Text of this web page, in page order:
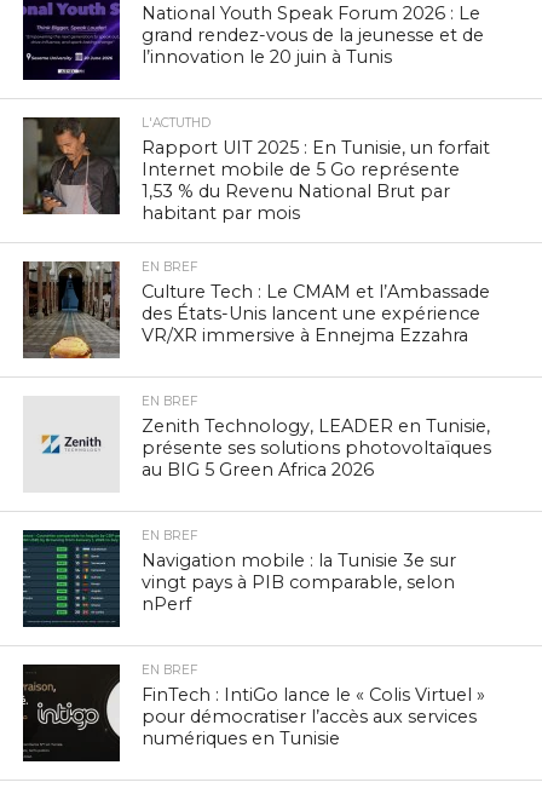
National Youth Speak Forum 2026 : Le
grand rendez-vous de la jeunesse et de
l’innovation le 20 juin à Tunis
L'ACTUTHD
Rapport UIT 2025 : En Tunisie, un forfait
Internet mobile de 5 Go représente
1,53 % du Revenu National Brut par
habitant par mois
EN BREF
Culture Tech : Le CMAM et l’Ambassade
des États-Unis lancent une expérience
VR/XR immersive à Ennejma Ezzahra
EN BREF
Zenith Technology, LEADER en Tunisie,
présente ses solutions photovoltaïques
au BIG 5 Green Africa 2026
EN BREF
Navigation mobile : la Tunisie 3e sur
vingt pays à PIB comparable, selon
nPerf
EN BREF
FinTech : IntiGo lance le « Colis Virtuel »
pour démocratiser l’accès aux services
numériques en Tunisie